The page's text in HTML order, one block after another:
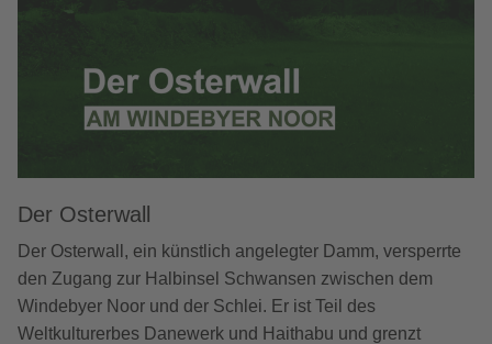
Der Osterwall
Der Osterwall, ein künstlich angelegter Damm, versperrte
den Zugang zur Halbinsel Schwansen zwischen dem
Windebyer Noor und der Schlei. Er ist Teil des
Weltkulturerbes Danewerk und Haithabu und grenzt